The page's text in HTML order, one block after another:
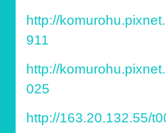
http://
911
http://
025
http://163.20.132.55/